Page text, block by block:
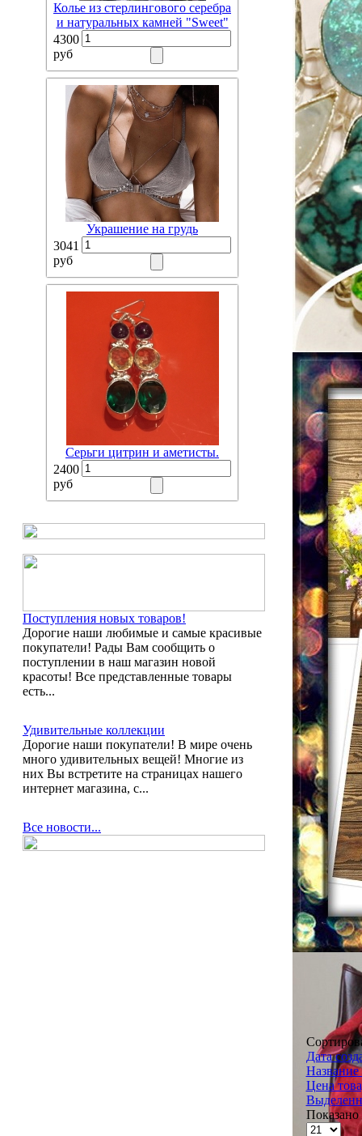
Колье из стерлингового серебра
и натуральных камней "Sweet"
4300
руб
Украшение на грудь
3041
руб
Серьги цитрин и аметисты.
2400
руб
Поступления новых товаров!
Дорогие наши любимые и самые красивые
покупатели! Рады Вам сообщить о
поступлении в наш магазин новой
красоты! Все представленные товары
есть...
Удивительные коллекции
Дорогие наши покупатели! В мире очень
много удивительных вещей! Многие из
них Вы встретите на страницах нашего
интернет магазина, с...
Все новости...
Дата
Название
Цена
Показано